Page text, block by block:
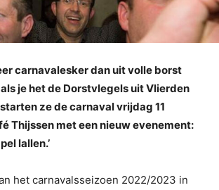
carnavalesker dan uit volle borst
je het de Dorstvlegels uit Vlierden
ze de carnaval vrijdag 11
Thijssen met een nieuw evenement:
lallen.’
het carnavalsseizoen 2022/2023 in